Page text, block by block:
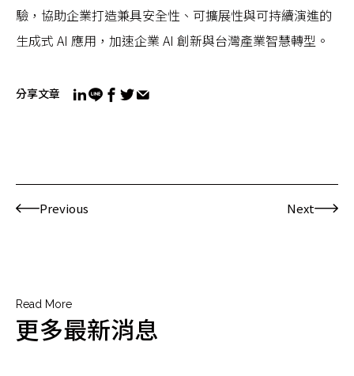
驗，協助企業打造兼具安全性、可擴展性與可持續演進的
生成式 AI 應用，加速企業 AI 創新與台灣產業智慧轉型。
分享文章
Previous Next
Read More
更多最新消息